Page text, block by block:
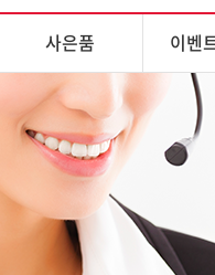
사은품 이벤